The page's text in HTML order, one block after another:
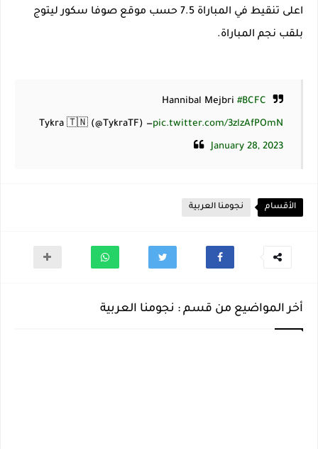
اعلى تنقيط في المباراة 7.5 حسب موقع صوفا سكور ليتوج
بلقب نجم المباراة.
Hannibal Mejbri #BCFC
pic.twitter.com/3zlzAfPOmN
— Tykra 🇹🇳 (@TykraTF)
January 28, 2023
الأقسام نجومنا العربية
أخر المواضيع من قسم : نجومنا العربية